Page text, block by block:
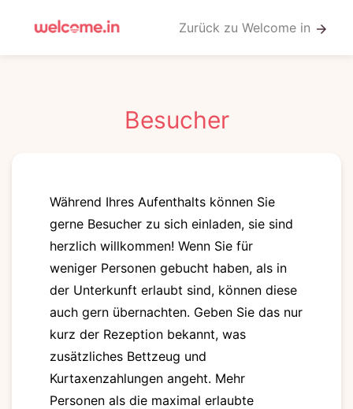
Zurück zu Welcome in arrow_forward
Besucher
Während Ihres Aufenthalts können Sie
gerne Besucher zu sich einladen, sie sind
herzlich willkommen! Wenn Sie für
weniger Personen gebucht haben, als in
der Unterkunft erlaubt sind, können diese
auch gern übernachten. Geben Sie das nur
kurz der Rezeption bekannt, was
zusätzliches Bettzeug und
Kurtaxenzahlungen angeht. Mehr
Personen als die maximal erlaubte